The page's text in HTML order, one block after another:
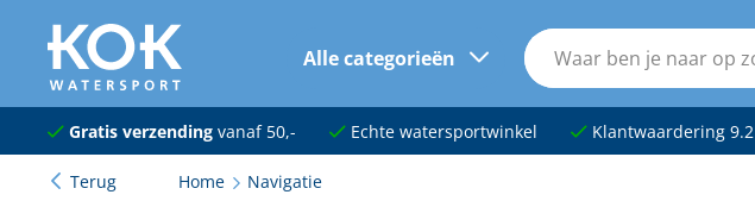
naar hoofdinhoud
Alle categorieën
Navigatie
Dekuitrusting
Gratis verzendingvanaf 50,- Echte watersportwinkel Klantwaardering 9.2
Terug Home Navigatie